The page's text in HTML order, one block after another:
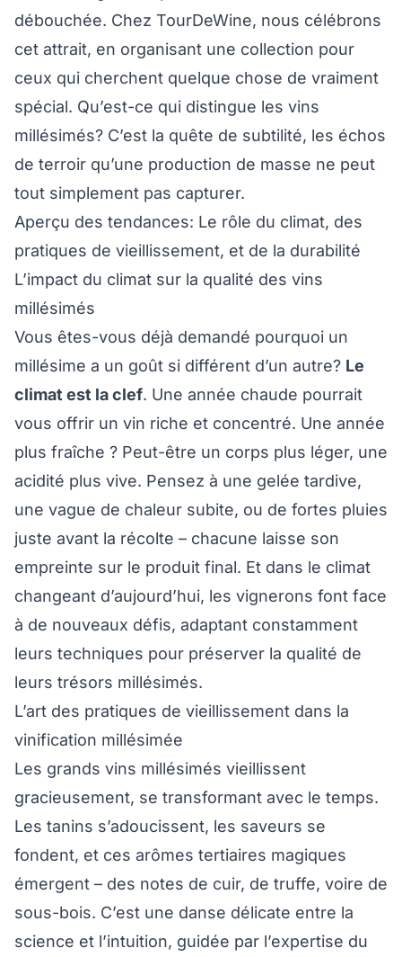
débouchée. Chez TourDeWine, nous célébrons
cet attrait, en organisant une collection pour
ceux qui cherchent quelque chose de vraiment
spécial. Qu’est-ce qui distingue les vins
millésimés? C’est la quête de subtilité, les échos
de terroir qu’une production de masse ne peut
tout simplement pas capturer.
Aperçu des tendances: Le rôle du climat, des
pratiques de vieillissement, et de la durabilité
L’impact du climat sur la qualité des vins
millésimés
Vous êtes-vous déjà demandé pourquoi un
millésime a un goût si différent d’un autre? Le
climat est la clef. Une année chaude pourrait
vous offrir un vin riche et concentré. Une année
plus fraîche ? Peut-être un corps plus léger, une
acidité plus vive. Pensez à une gelée tardive,
une vague de chaleur subite, ou de fortes pluies
juste avant la récolte – chacune laisse son
empreinte sur le produit final. Et dans le climat
changeant d’aujourd’hui, les vignerons font face
à de nouveaux défis, adaptant constamment
leurs techniques pour préserver la qualité de
leurs trésors millésimés.
L’art des pratiques de vieillissement dans la
vinification millésimée
Les grands vins millésimés vieillissent
gracieusement, se transformant avec le temps.
Les tanins s’adoucissent, les saveurs se
fondent, et ces arômes tertiaires magiques
émergent – des notes de cuir, de truffe, voire de
sous-bois. C’est une danse délicate entre la
science et l’intuition, guidée par l’expertise du